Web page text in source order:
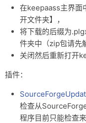
在keepaass主界
开文件夹】，
将下载的后缀为
件夹中（zip包请先
关闭然后重新打开
插件：
检查从
程序目前只能检查